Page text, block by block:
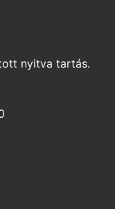
nyitva tartás.